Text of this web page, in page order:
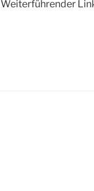
Weiterführender